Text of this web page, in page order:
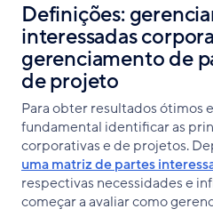
Definições:
interessadas
gerenciamento de
de projeto
Para obter resultados ótimos
fundamental identificar as
corporativas e de projetos.
uma matriz de partes
respectivas necessidades e
começar a avaliar como